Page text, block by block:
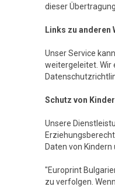
dieser Übertragung.
Links zu anderen
Unser Service
weitergeleitet. Wir
Schutz von
Unsere
Daten von
"Europrint
zu verfolgen.